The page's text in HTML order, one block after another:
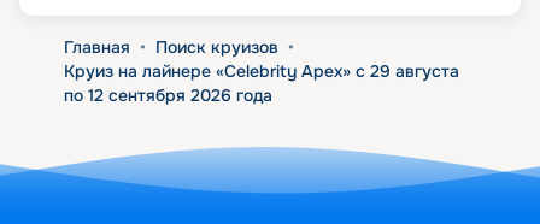
Главная • Поиск круизов •
Круиз на лайнере «Celebrity Apex» с 29 августа
по 12 сентября 2026 года